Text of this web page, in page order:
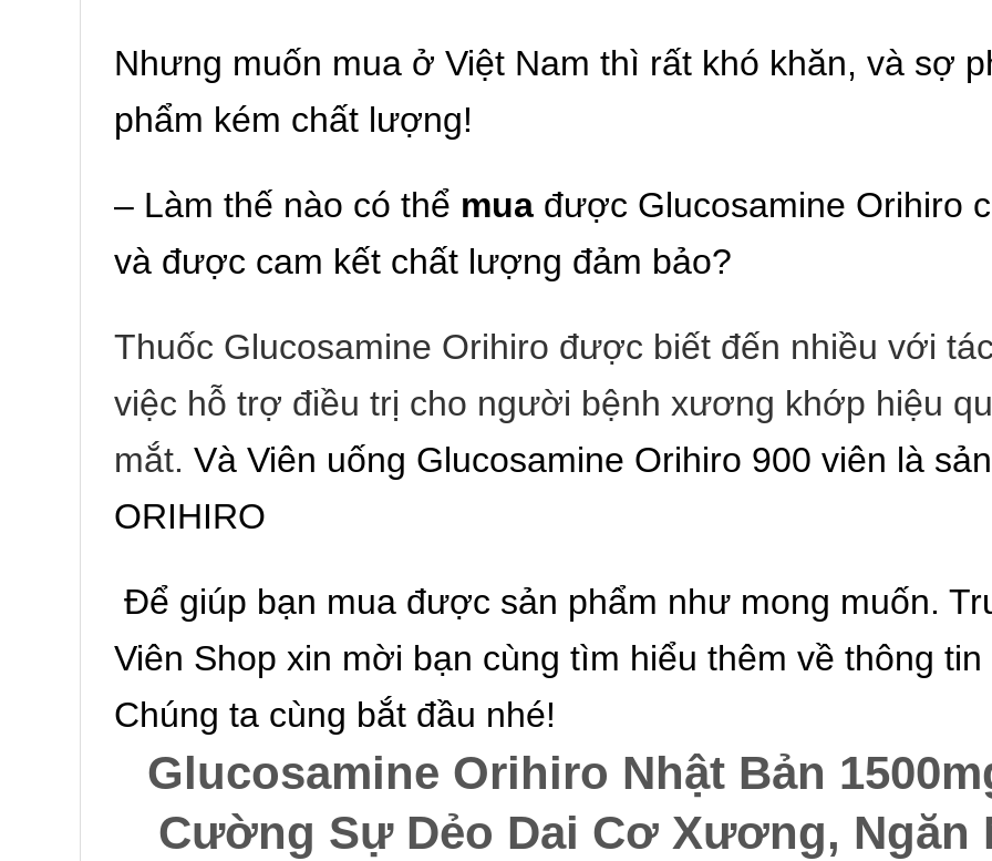
Nhưng muốn mua ở Việt Nam thì rất khó khăn, và sợ
phẩm kém chất lượng!
– Làm thế nào có thể mua được Glucosamine Orihiro
và được cam kết chất lượng đảm bảo?
Thuốc Glucosamine Orihiro được biết đến nhiều với
việc hỗ trợ điều trị cho người bệnh xương khớp hiệu
mắt. Và Viên uống Glucosamine Orihiro 900 viên là
ORIHIRO
Để giúp bạn mua được sản phẩm như mong muốn.
Viên Shop xin mời bạn cùng tìm hiểu thêm về thông
Chúng ta cùng bắt đầu nhé!
Glucosamine Orihiro Nhật Bản
Cường Sự Dẻo Dai Cơ Xương, Ngăn